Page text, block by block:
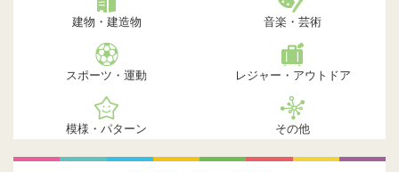
建物・建造物 音楽・芸術
スポーツ・運動 レジャー・アウトドア
模様・パターン その他